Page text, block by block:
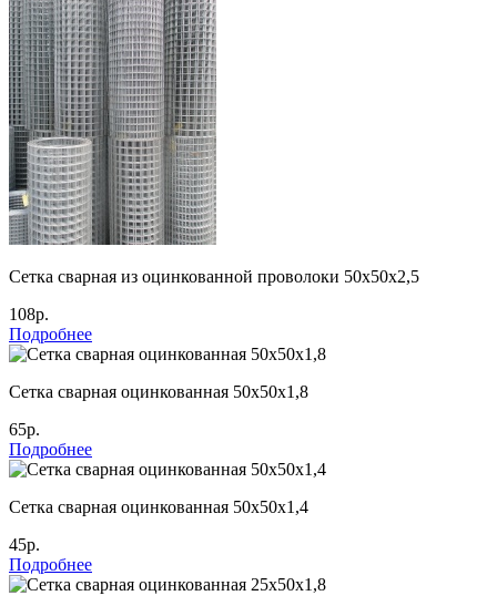
Сетка сварная из оцинкованной проволоки 50х50х2,5
108р.
Подробнее
Сетка сварная оцинкованная 50х50х1,8
65р.
Подробнее
Сетка сварная оцинкованная 50х50х1,4
45р.
Подробнее